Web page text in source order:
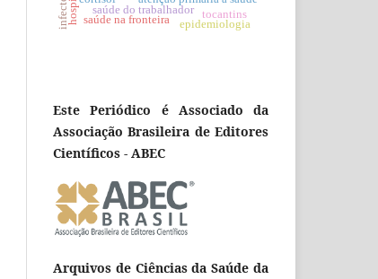
saúde do trabalhador
saúde na fronteira epidemiologia
tocantins
Este Periódico é Associado da
Associação Brasileira de Editores
Científicos - ABEC
Arquivos de Ciências da Saúde da